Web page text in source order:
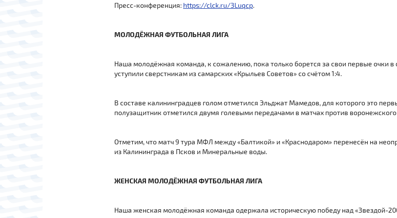
Пресс-конференция: https://clck.ru/3Luqcp.
МОЛОДЁЖНАЯ ФУТБОЛЬНАЯ ЛИГА
Наша молодёжная команда, к сожалению, пока только борется за свои первые очки
уступили сверстникам из самарских «Крыльев Советов» со счётом 1:4.
В составе калининградцев голом отметился Эльджат Мамедов, для которого это
полузащитник отметился двумя голевыми передачами в матчах против
Отметим, что матч 9 тура МФЛ между «Балтикой» и «Краснодаром» перенесён на
из Калининграда в Псков и Минеральные воды.
ЖЕНСКАЯ МОЛОДЁЖНАЯ ФУТБОЛЬНАЯ ЛИГА
Наша женская молодёжная команда одержала историческую победу над «Звездой-